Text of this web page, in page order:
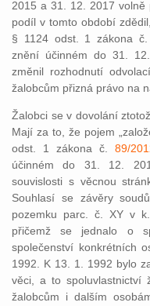
2015 a 31. 12. 2017 volně
podíl v tomto období
§ 1124 odst. 1 zákona č.
znění účinném do 31.
změnil rozhodnutí
žalobcům přizná právo na
Žalobci se v dovolání
Mají za to, že pojem
odst. 1 zákona č.89/
účinném do 31. 12.
souvislosti s věcnou
Souhlasí se závěry
pozemku parc. č. XY v
přičemž se jednalo o
společenství konkrétních
1992. K 13. 1. 1992 bylo
věci, a to
žalobcům i dalším